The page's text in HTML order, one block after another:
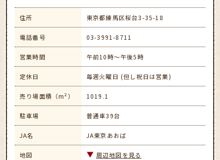
住所 東京都練馬区桜台3-35-18
電話番号 03-3991-8711
営業時間 午前10時～午後5時
定休日 毎週火曜日 (但し祝日は営業)
売り場面積（m²） 1019.1
駐車場 普通車39台
JA名 JA東京あおば
地図 周辺地図を見る